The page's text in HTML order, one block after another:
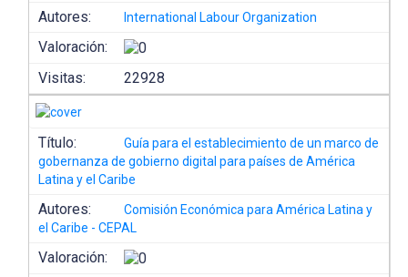
Autores: International Labour Organization
Valoración:
Visitas:
22928
Título:
Guía para el establecimiento de un marco de
gobernanza de gobierno digital para países de América
Latina y el Caribe
Autores:
Comisión Económica para América Latina y
el Caribe - CEPAL
Valoración: